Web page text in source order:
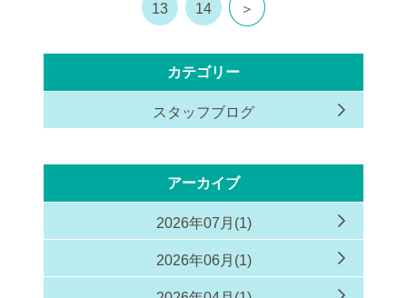
13 14 ＞
カテゴリー
スタッフブログ
アーカイブ
2026年07月(1)
2026年06月(1)